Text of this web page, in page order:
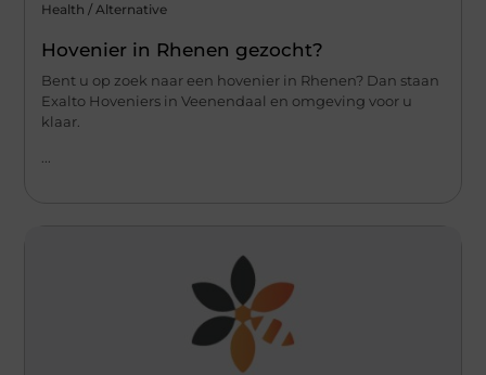
Health / Alternative
Hovenier in Rhenen gezocht?
Bent u op zoek naar een hovenier in Rhenen? Dan staan
Exalto Hoveniers in Veenendaal en omgeving voor u
klaar.